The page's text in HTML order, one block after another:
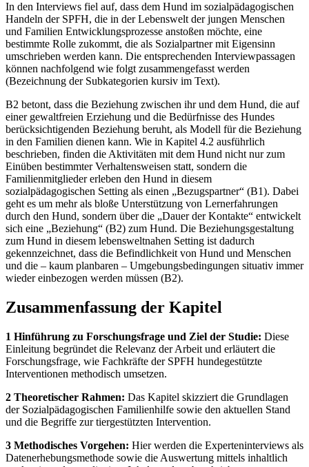
In den Interviews fiel auf, dass dem Hund im sozialpädagogischen
Handeln der SPFH, die in der Lebenswelt der jungen Menschen
und Familien Entwicklungsprozesse anstoßen möchte, eine
bestimmte Rolle zukommt, die als Sozialpartner mit Eigensinn
umschrieben werden kann. Die entsprechenden Interviewpassagen
können nachfolgend wie folgt zusammengefasst werden
(Bezeichnung der Subkategorien kursiv im Text).
B2 betont, dass die Beziehung zwischen ihr und dem Hund, die auf
einer gewaltfreien Erziehung und die Bedürfnisse des Hundes
berücksichtigenden Beziehung beruht, als Modell für die Beziehung
in den Familien dienen kann. Wie in Kapitel 4.2 ausführlich
beschrieben, finden die Aktivitäten mit dem Hund nicht nur zum
Einüben bestimmter Verhaltensweisen statt, sondern die
Familienmitglieder erleben den Hund in diesem
sozialpädagogischen Setting als einen „Bezugspartner“ (B1). Dabei
geht es um mehr als bloße Unterstützung von Lernerfahrungen
durch den Hund, sondern über die „Dauer der Kontakte“ entwickelt
sich eine „Beziehung“ (B2) zum Hund. Die Beziehungsgestaltung
zum Hund in diesem lebensweltnahen Setting ist dadurch
gekennzeichnet, dass die Befindlichkeit von Hund und Menschen
und die – kaum planbaren – Umgebungsbedingungen situativ immer
wieder einbezogen werden müssen (B2).
Zusammenfassung der Kapitel
1 Hinführung zu Forschungsfrage und Ziel der Studie: Diese
Einleitung begründet die Relevanz der Arbeit und erläutert die
Forschungsfrage, wie Fachkräfte der SPFH hundegestützte
Interventionen methodisch umsetzen.
2 Theoretischer Rahmen: Das Kapitel skizziert die Grundlagen
der Sozialpädagogischen Familienhilfe sowie den aktuellen Stand
und die Begriffe zur tiergestützten Intervention.
3 Methodisches Vorgehen: Hier werden die Experteninterviews als
Datenerhebungsmethode sowie die Auswertung mittels inhaltlich